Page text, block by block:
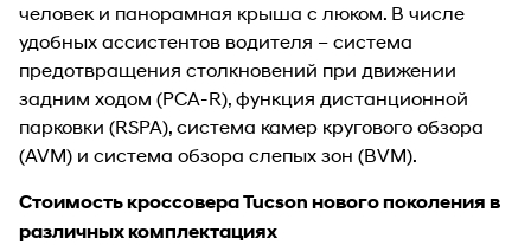
человек и панорамная крыша с люком. В числе
удобных ассистентов водителя – система
предотвращения столкновений при движении
задним ходом (PCA-R), функция дистанционной
парковки (RSPA), система камер кругового обзора
(AVM) и система обзора слепых зон (BVM).
Стоимость кроссовера Tucson нового поколения в
различных комплектациях